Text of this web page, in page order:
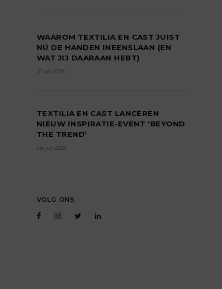
WAAROM TEXTILIA EN CAST JUIST
NÚ DE HANDEN INEENSLAAN (EN
WAT JIJ DAARAAN HEBT)
31 juli 2026
TEXTILIA EN CAST LANCEREN
NIEUW INSPIRATIE-EVENT ‘BEYOND
THE TREND’
24 juli 2026
VOLG ONS